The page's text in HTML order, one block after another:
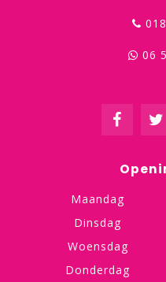
06
Maandag
Dinsdag
Woensdag
Donderdag